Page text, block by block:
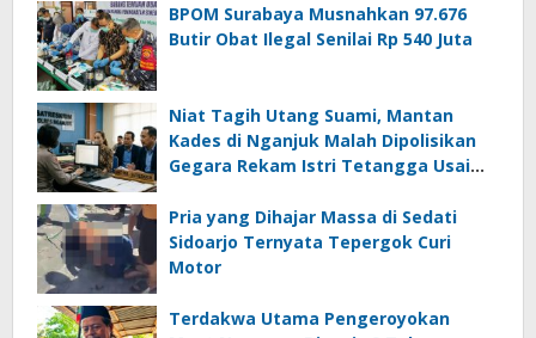
BPOM Surabaya Musnahkan 97.676
Butir Obat Ilegal Senilai Rp 540 Juta
Niat Tagih Utang Suami, Mantan
Kades di Nganjuk Malah Dipolisikan
Gegara Rekam Istri Tetangga Usai
Pria yang Dihajar Massa di Sedati
Sidoarjo Ternyata Tepergok Curi
Motor
Terdakwa Utama Pengeroyokan